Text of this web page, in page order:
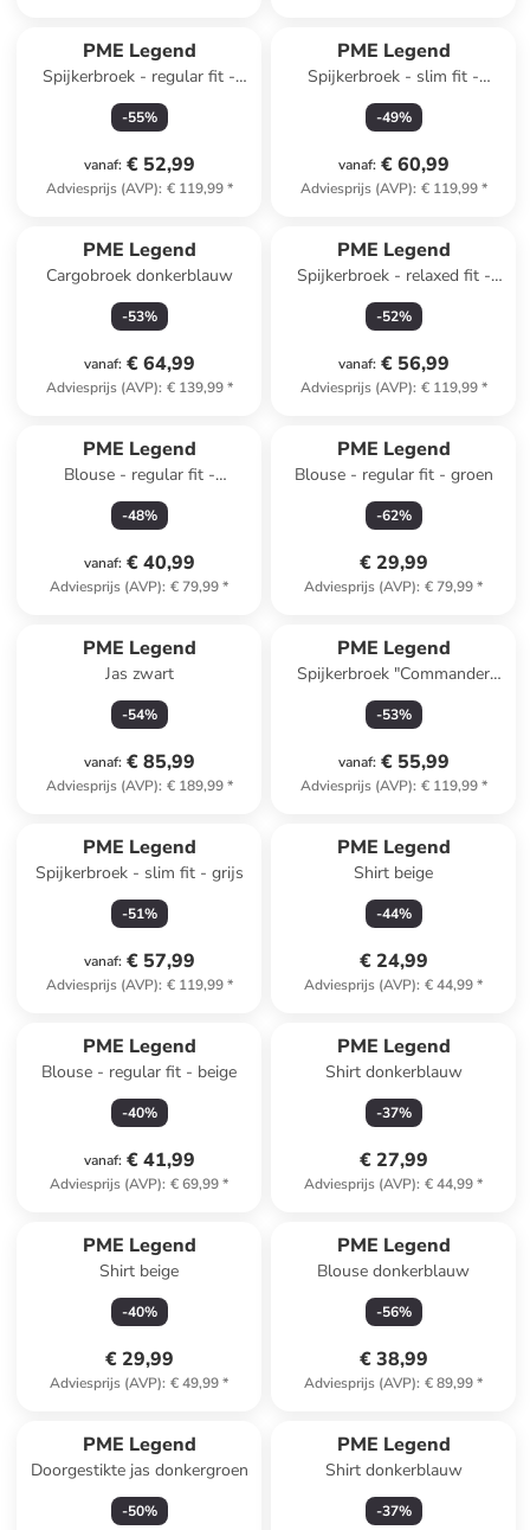
PME Legend
Spijkerbroek - regular fit -
beige
-55%
vanaf: € 52,99
Adviesprijs (AVP): € 119,99*
PME Legend
Spijkerbroek - slim fit -
lichtblauw
-49%
vanaf: € 60,99
Adviesprijs (AVP): € 119,99*
PME Legend
Cargobroek donkerblauw
-53%
vanaf: € 64,99
Adviesprijs (AVP): € 139,99*
PME Legend
Spijkerbroek - relaxed fit -
blauw
-52%
vanaf: € 56,99
Adviesprijs (AVP): € 119,99*
PME Legend
Blouse - regular fit -
donkerblauw
-48%
vanaf: € 40,99
Adviesprijs (AVP): € 79,99*
PME Legend
Blouse - regular fit - groen
-62%
€ 29,99
Adviesprijs (AVP): € 79,99*
PME Legend
Jas zwart
-54%
vanaf: € 85,99
Adviesprijs (AVP): € 189,99*
PME Legend
Spijkerbroek "Commander
3.0" - relaxed fit -
donkerblauw
-53%
vanaf: € 55,99
Adviesprijs (AVP): € 119,99*
PME Legend
Spijkerbroek - slim fit - grijs
-51%
vanaf: € 57,99
Adviesprijs (AVP): € 119,99*
PME Legend
Shirt beige
-44%
€ 24,99
Adviesprijs (AVP): € 44,99*
PME Legend
Blouse - regular fit - beige
-40%
vanaf: € 41,99
Adviesprijs (AVP): € 69,99*
PME Legend
Shirt donkerblauw
-37%
€ 27,99
Adviesprijs (AVP): € 44,99*
PME Legend
Shirt beige
-40%
€ 29,99
Adviesprijs (AVP): € 49,99*
PME Legend
Blouse donkerblauw
-56%
€ 38,99
Adviesprijs (AVP): € 89,99*
PME Legend
Doorgestikte jas donkergroen
-50%
PME Legend
Shirt donkerblauw
-37%